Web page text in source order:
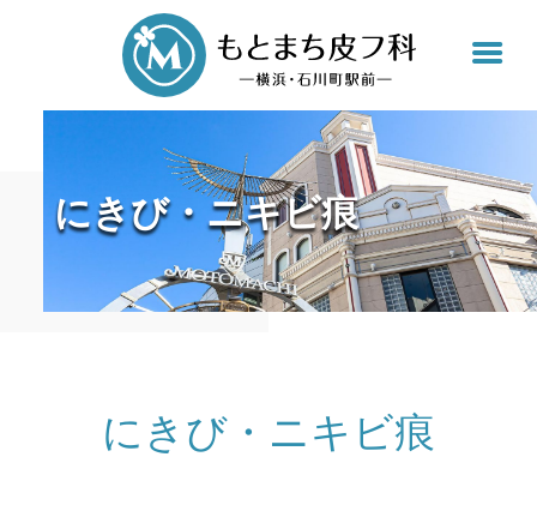
にきび・ニキビ痕
にきび・ニキビ痕